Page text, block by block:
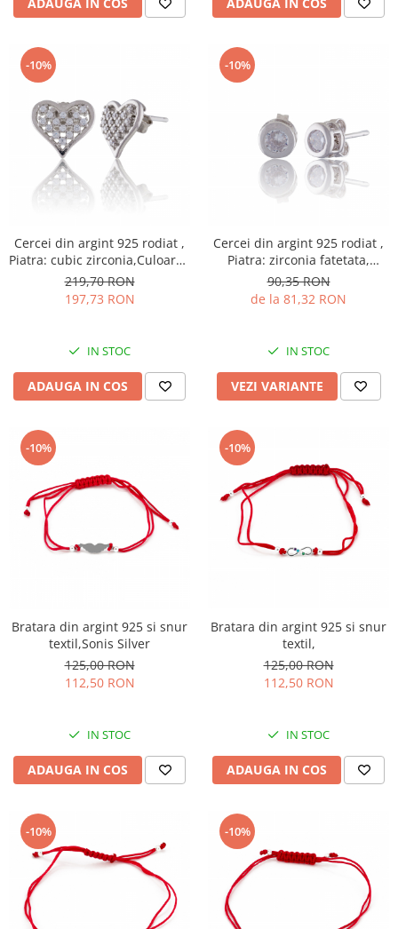
-10%
Cercei din argint 925 rodiat ,
Piatra: cubic zirconia,Culoare :
transparenta , Sonis Silver
219,70 RON
197,73 RON
IN STOC
ADAUGA IN COS
-10%
Cercei din argint 925 rodiat ,
Piatra: zirconia fatetata,
Culoare: alb, Sonis Silver
90,35 RON
de la 81,32 RON
IN STOC
VEZI VARIANTE
-10%
Bratara din argint 925 si snur
textil,Sonis Silver
125,00 RON
112,50 RON
IN STOC
ADAUGA IN COS
-10%
Bratara din argint 925 si snur
textil,
125,00 RON
112,50 RON
IN STOC
ADAUGA IN COS
-10% -10%